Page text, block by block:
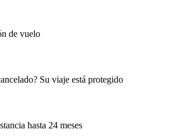
de vuelo
Su viaje está protegido
hasta 24 meses